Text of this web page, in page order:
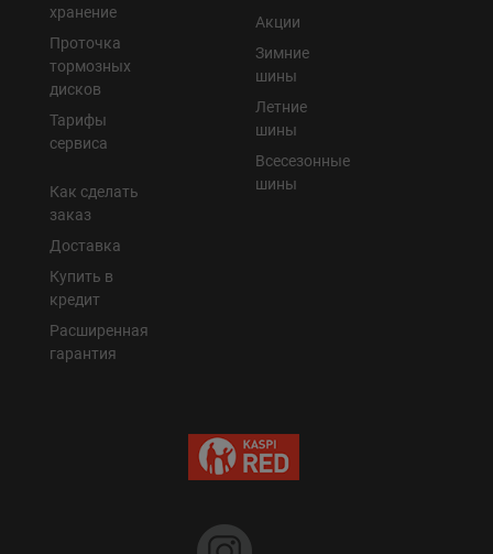
хранение
Проточка
тормозных
дисков
Тарифы
сервиса
Как сделать
заказ
Доставка
Купить в
кредит
Расширенная
гарантия
Акции
Зимние
шины
Летние
шины
Всесезонные
шины